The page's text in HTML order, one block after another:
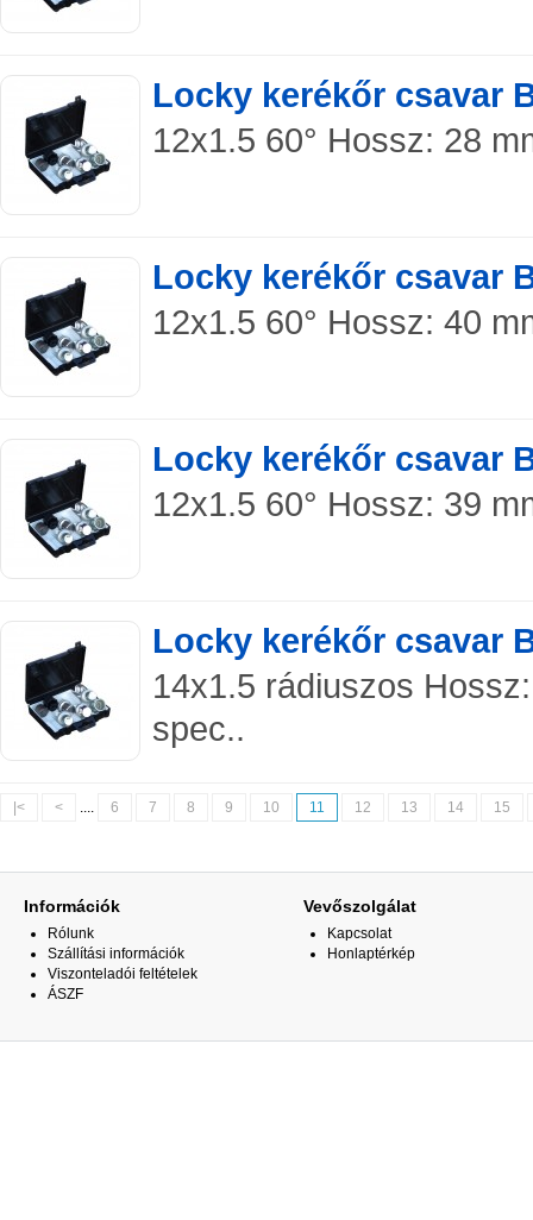
Locky kerékőr csavar
12x1.5 60° Hossz: 28
Locky kerékőr csavar
12x1.5 60° Hossz: 40
Locky kerékőr csavar
12x1.5 60° Hossz: 39
Locky kerékőr csavar
14x1.5 rádiuszos
spec..
|< < .... 6 7 8 9 10 11 12 13 14 15
Információk
Rólunk
Szállítási információk
Viszonteladói feltételek
ÁSZF
Vevőszolgálat
Kapcsolat
Honlaptérkép